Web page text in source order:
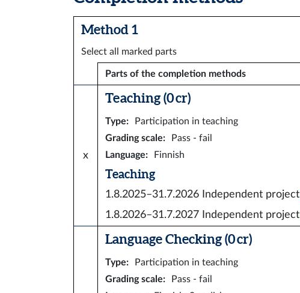
Method 1
Select all marked parts
Parts of the completion methods
x
Teaching (0 cr)
Type:
Participation in teaching
Grading scale:
Pass - fail
Language: Finnish
Teaching
1.8.2025–31.7.2026 Independent project
1.8.2026–31.7.2027 Independent project
Language Checking (0 cr)
Type:
Participation in teaching
Grading scale:
Pass - fail